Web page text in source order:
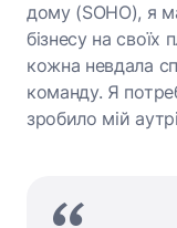
дому (SOHO), я
бізнесу на
кожна невдала
команду. Я
зробило мій